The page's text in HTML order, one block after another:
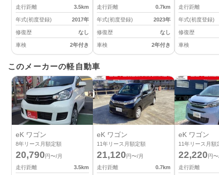
走行距離
3.5km
年式(初度登録) 2017年
修復歴 なし
車検 2年付き
走行距離
0.7km
年式(初度登録) 2023年
修復歴 なし
車検 2年付き
走行距離
年式(初度登録)
修復歴
車検
このメーカーの軽自動車
eK ワゴン
8年リース月額定額
20,790円〜/月
走行距離
3.5km
eK ワゴン
11年リース月額定額
21,120円〜/月
走行距離
0.7km
eK ワゴン
11年リース月額
22,220円
走行距離